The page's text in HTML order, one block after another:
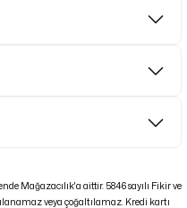
Mağazacılık'a aittir. 5846 sayılı Fikir ve
veya çoğaltılamaz. Kredi kartı